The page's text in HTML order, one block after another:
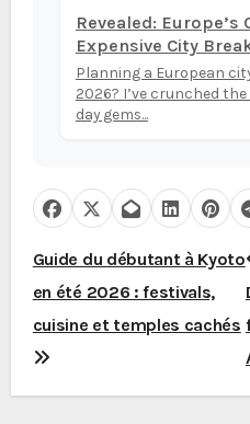
Revealed: Europe’s Cheapest and Most
Expensive City
Planning a European
2026? I’ve crunched
day gems...
N
a
v
i
Guide du débutant à Kyoto
en été 2026 : festivals,
cuisine et temples cachés